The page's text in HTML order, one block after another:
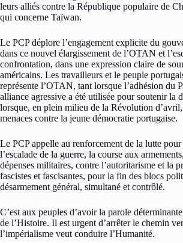
leurs alliés contre la République populaire de
qui concerne Taïwan.
Le PCP déplore l’engagement explicite du
dans ce nouvel élargissement de l’OTAN et
confrontation, dans une expression claire de
américains. Les travailleurs et le peuple
représente l’OTAN, tant lorsque l’adhésion du
alliance agressive a été utilisée pour soutenir la
lorsque, en plein milieu de la Révolution
menaces contre la jeune démocratie portugaise.
Le PCP appelle au renforcement de la lutte
l’escalade de la guerre, la course aux
dépenses militaires, contre l’autoritarisme et la
fascistes et fascisantes, pour la fin des blocs
désarmement général, simultané et contrôlé.
C’est aux peuples d’avoir la parole
de l’Histoire. Il est urgent d’arrêter le chemin
l’impérialisme veut conduire l’Humanité.